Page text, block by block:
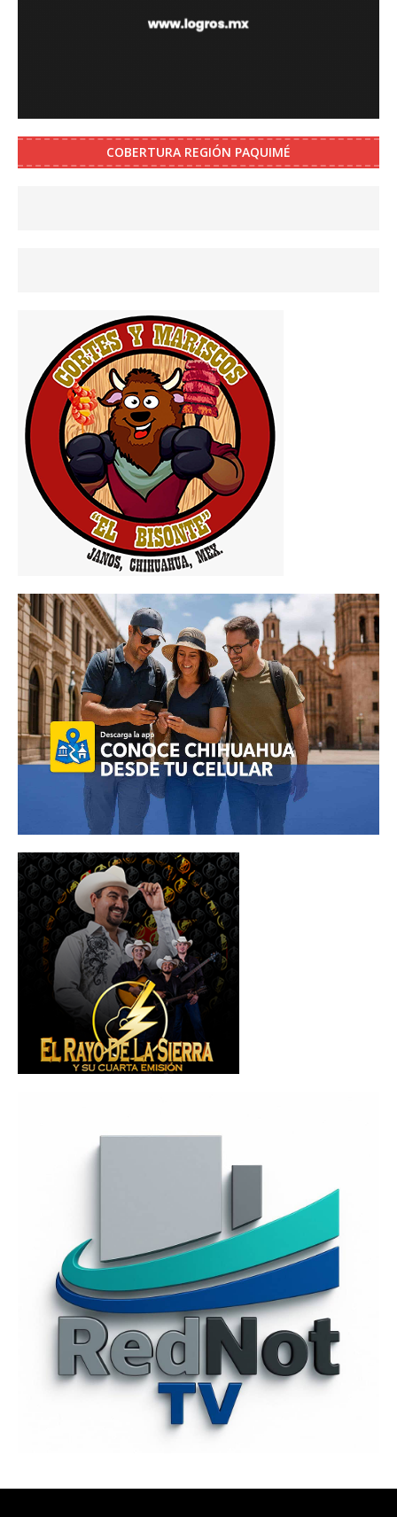
COBERTURA REGIÓN PAQUIMÉ